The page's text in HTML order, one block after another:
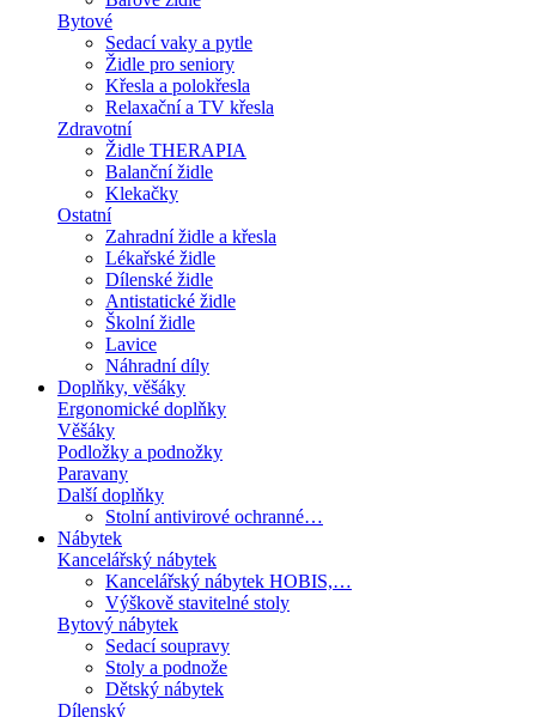
Bytové
Sedací vaky a pytle
Židle pro seniory
Křesla a polokřesla
Relaxační a TV křesla
Zdravotní
Židle THERAPIA
Balanční židle
Klekačky
Ostatní
Zahradní židle a křesla
Lékařské židle
Dílenské židle
Antistatické židle
Školní židle
Lavice
Náhradní díly
Doplňky, věšáky
Ergonomické doplňky
Věšáky
Podložky a podnožky
Paravany
Další doplňky
Stolní antivirové ochranné…
Nábytek
Kancelářský nábytek
Kancelářský nábytek HOBIS,…
Výškově stavitelné stoly
Bytový nábytek
Sedací soupravy
Stoly a podnože
Dětský nábytek
Dílenský